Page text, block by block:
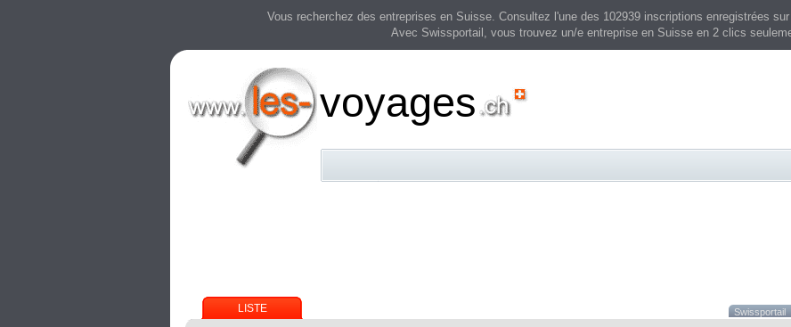
Vous recherchez des entreprises en Suisse. Consultez l'une des 102939 inscriptions enregistrées
Avec Swissportail, vous trouvez un/e entreprise en Suisse en 2 clics
voyages
LISTE Swissportail